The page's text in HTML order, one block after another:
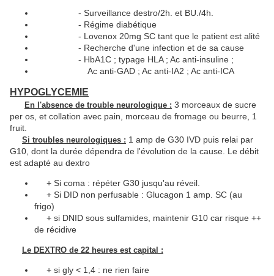
- Surveillance destro/2h. et BU./4h.
- Régime diabétique
- Lovenox 20mg SC tant que le patient est alité
- Recherche d'une infection et de sa cause
- HbA1C ; typage HLA ; Ac anti-insuline ;
Ac anti-GAD ; Ac anti-IA2 ; Ac anti-ICA
HYPOGLYCEMIE
En l'absence de trouble neurologique : 3 morceaux de sucre
per os, et collation avec pain, morceau de fromage ou beurre, 1
fruit.
Si troubles neurologiques : 1 amp de G30 IVD puis relai par
G10, dont la durée dépendra de l'évolution de la cause. Le débit
est adapté au dextro
+ Si coma : répéter G30 jusqu'au réveil.
+ Si DID non perfusable : Glucagon 1 amp. SC (au
frigo)
+ si DNID sous sulfamides, maintenir G10 car risque ++
de récidive
Le DEXTRO de 22 heures est capital :
+ si gly < 1,4 : ne rien faire